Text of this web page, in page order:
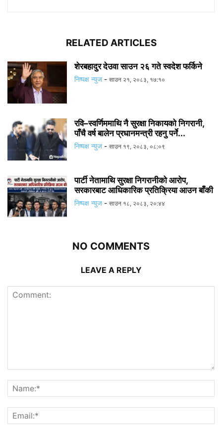
RELATED ARTICLES
शेरबहादुर देउवा साउन २६ गते स्वदेश फर्किने
निष्पक्ष न्युज - साउन २१, २०८३, १७:१०
रवि–स्वर्णिममाथि नै सुरक्षा निकायको निगरानी,
पाँचै वर्ष बालेन प्रधानमन्त्री रहनु पर्ने...
निष्पक्ष न्युज - साउन १९, २०८३, ०८:०९
पार्टी नेतामाथि सुरक्षा निगरानीको आरोप,
सरकारबाट आधिकारिक प्रतिक्रिया आउन बाँकी
निष्पक्ष न्युज - साउन १८, २०८३, २०:४४
NO COMMENTS
LEAVE A REPLY